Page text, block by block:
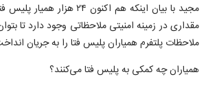
مجید با بیان اینکه هم اکنون ۲۴
مقداری در زمینه امنیتی ملاحظاتی وجود دارد تا
ملاحظات پلتفرم همیاران پلیس فتا را به جریان
همیاران چه کمکی به پلیس فتا می‌کنند؟